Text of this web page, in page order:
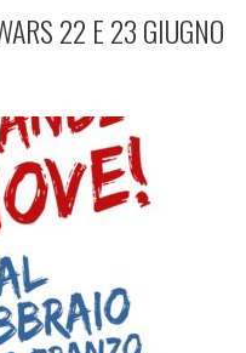
22 E 23 GIUGNO